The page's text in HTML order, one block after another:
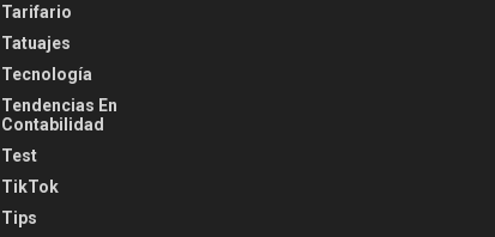
Tarifario
Tatuajes
Tecnología
Tendencias En
Contabilidad
Test
TikTok
Tips